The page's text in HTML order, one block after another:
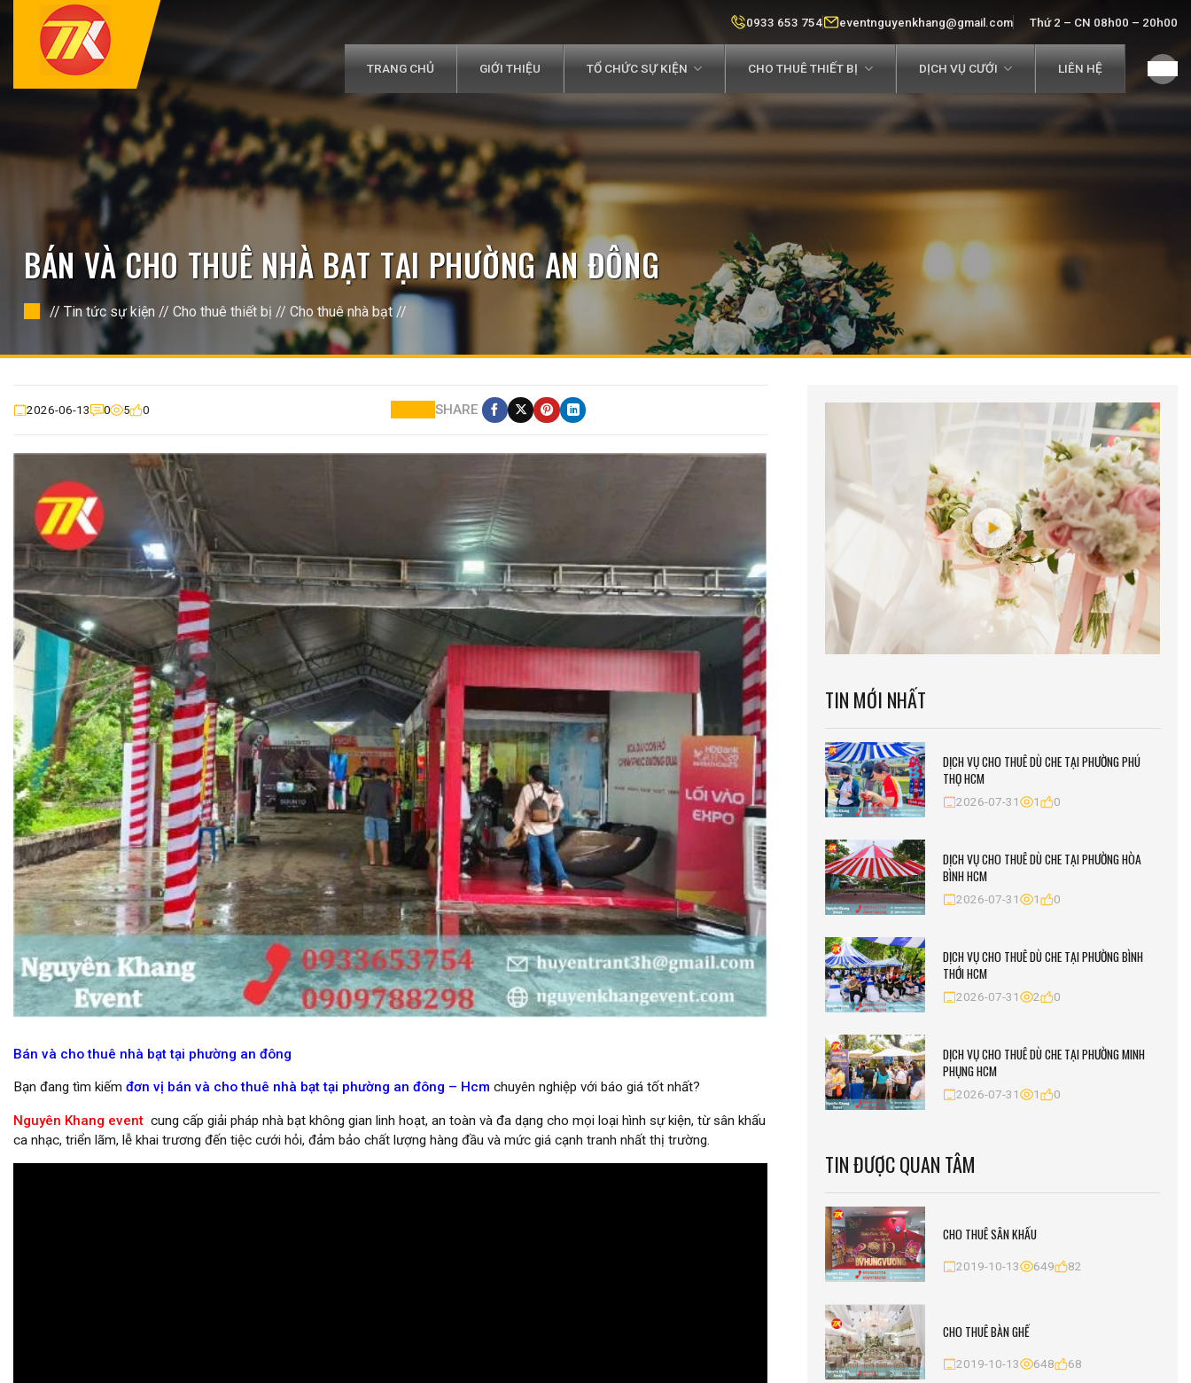
0933 653 754 eventnguyenkhang@gmail.com Thứ 2 – CN 08h00 – 20h00
TRANG CHỦ GIỚI THIỆU TỔ CHỨC SỰ KIỆN CHO THUÊ THIẾT BỊ DỊCH VỤ CƯỚI LIÊN HỆ
BÁN VÀ CHO THUÊ NHÀ BẠT TẠI PHƯỜNG AN ĐÔNG
//Tin tức sự kiện // Cho thuê thiết bị // Cho thuê nhà bạt //
2026-06-13 0 5 0 SHARE
Bán và cho thuê nhà bạt tại phường an đông
Bạn đang tìm kiếm đơn vị bán và cho thuê nhà bạt tại phường an đông – Hcm chuyên nghiệp với báo giá tốt nhất?
Nguyên Khang event cung cấp giải pháp nhà bạt không gian linh hoạt, an toàn và đa dạng cho mọi loại hình sự kiện, từ sân khấu
ca nhạc, triển lãm, lễ khai trương đến tiệc cưới hỏi, đảm bảo chất lượng hàng đầu và mức giá cạnh tranh nhất thị trường.
TIN MỚI NHẤT
DỊCH VỤ CHO THUÊ DÙ CHE TẠI PHƯỜNG PHÚ
THỌ HCM
2026-07-31 1 0
DỊCH VỤ CHO THUÊ DÙ CHE TẠI PHƯỜNG HÒA
BÌNH HCM
2026-07-31 1 0
DỊCH VỤ CHO THUÊ DÙ CHE TẠI PHƯỜNG BÌNH
THỚI HCM
2026-07-31 2 0
DỊCH VỤ CHO THUÊ DÙ CHE TẠI PHƯỜNG MINH
PHỤNG HCM
2026-07-31 1 0
TIN ĐƯỢC QUAN TÂM
CHO THUÊ SÂN KHẤU
2019-10-13 649 82
CHO THUÊ BÀN GHẾ
2019-10-13 648 68